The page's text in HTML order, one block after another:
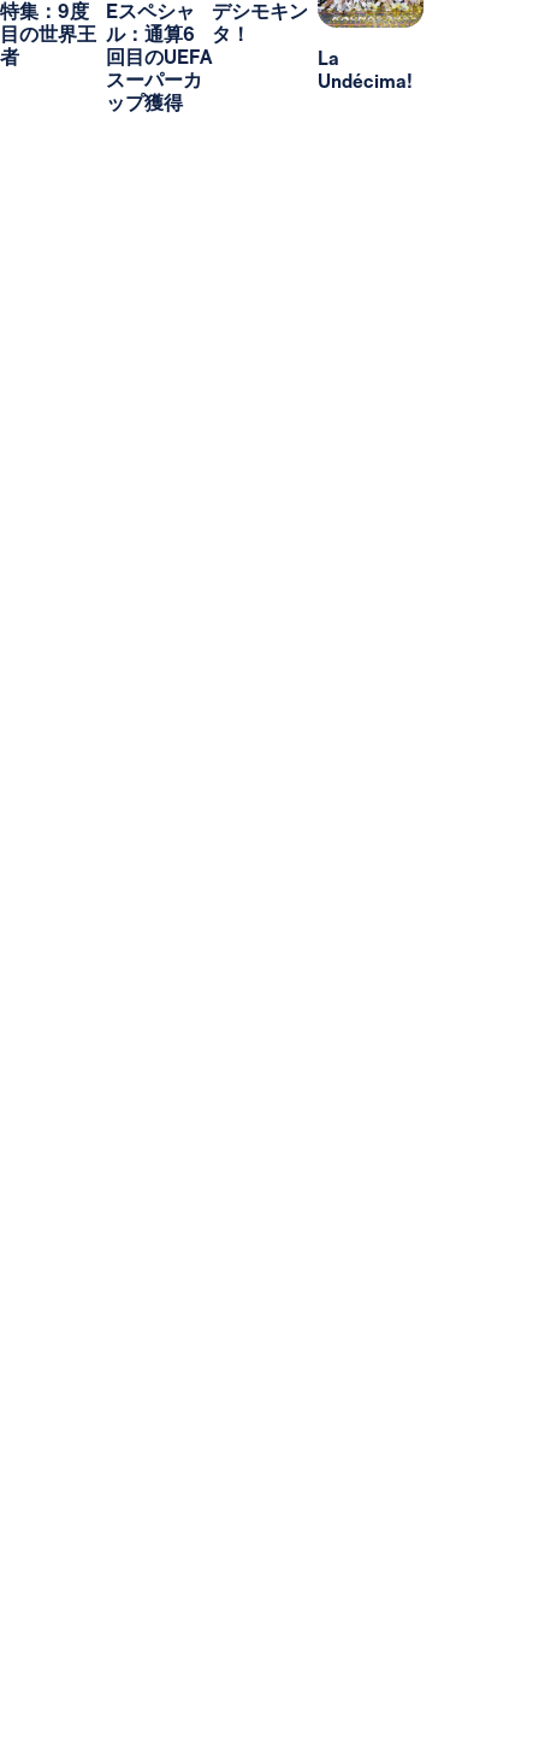
特集：9度
目の世界王
者
Eスペシャ
ル：通算6
回目のUEFA
スーパーカ
ップ獲得
デシモキン
タ！
La
Undécima!